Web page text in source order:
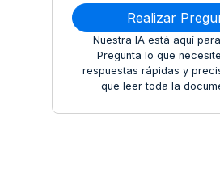
Realizar
Nuestra IA está aquí
Pregunta lo que
respuestas rápidas y
que leer toda la